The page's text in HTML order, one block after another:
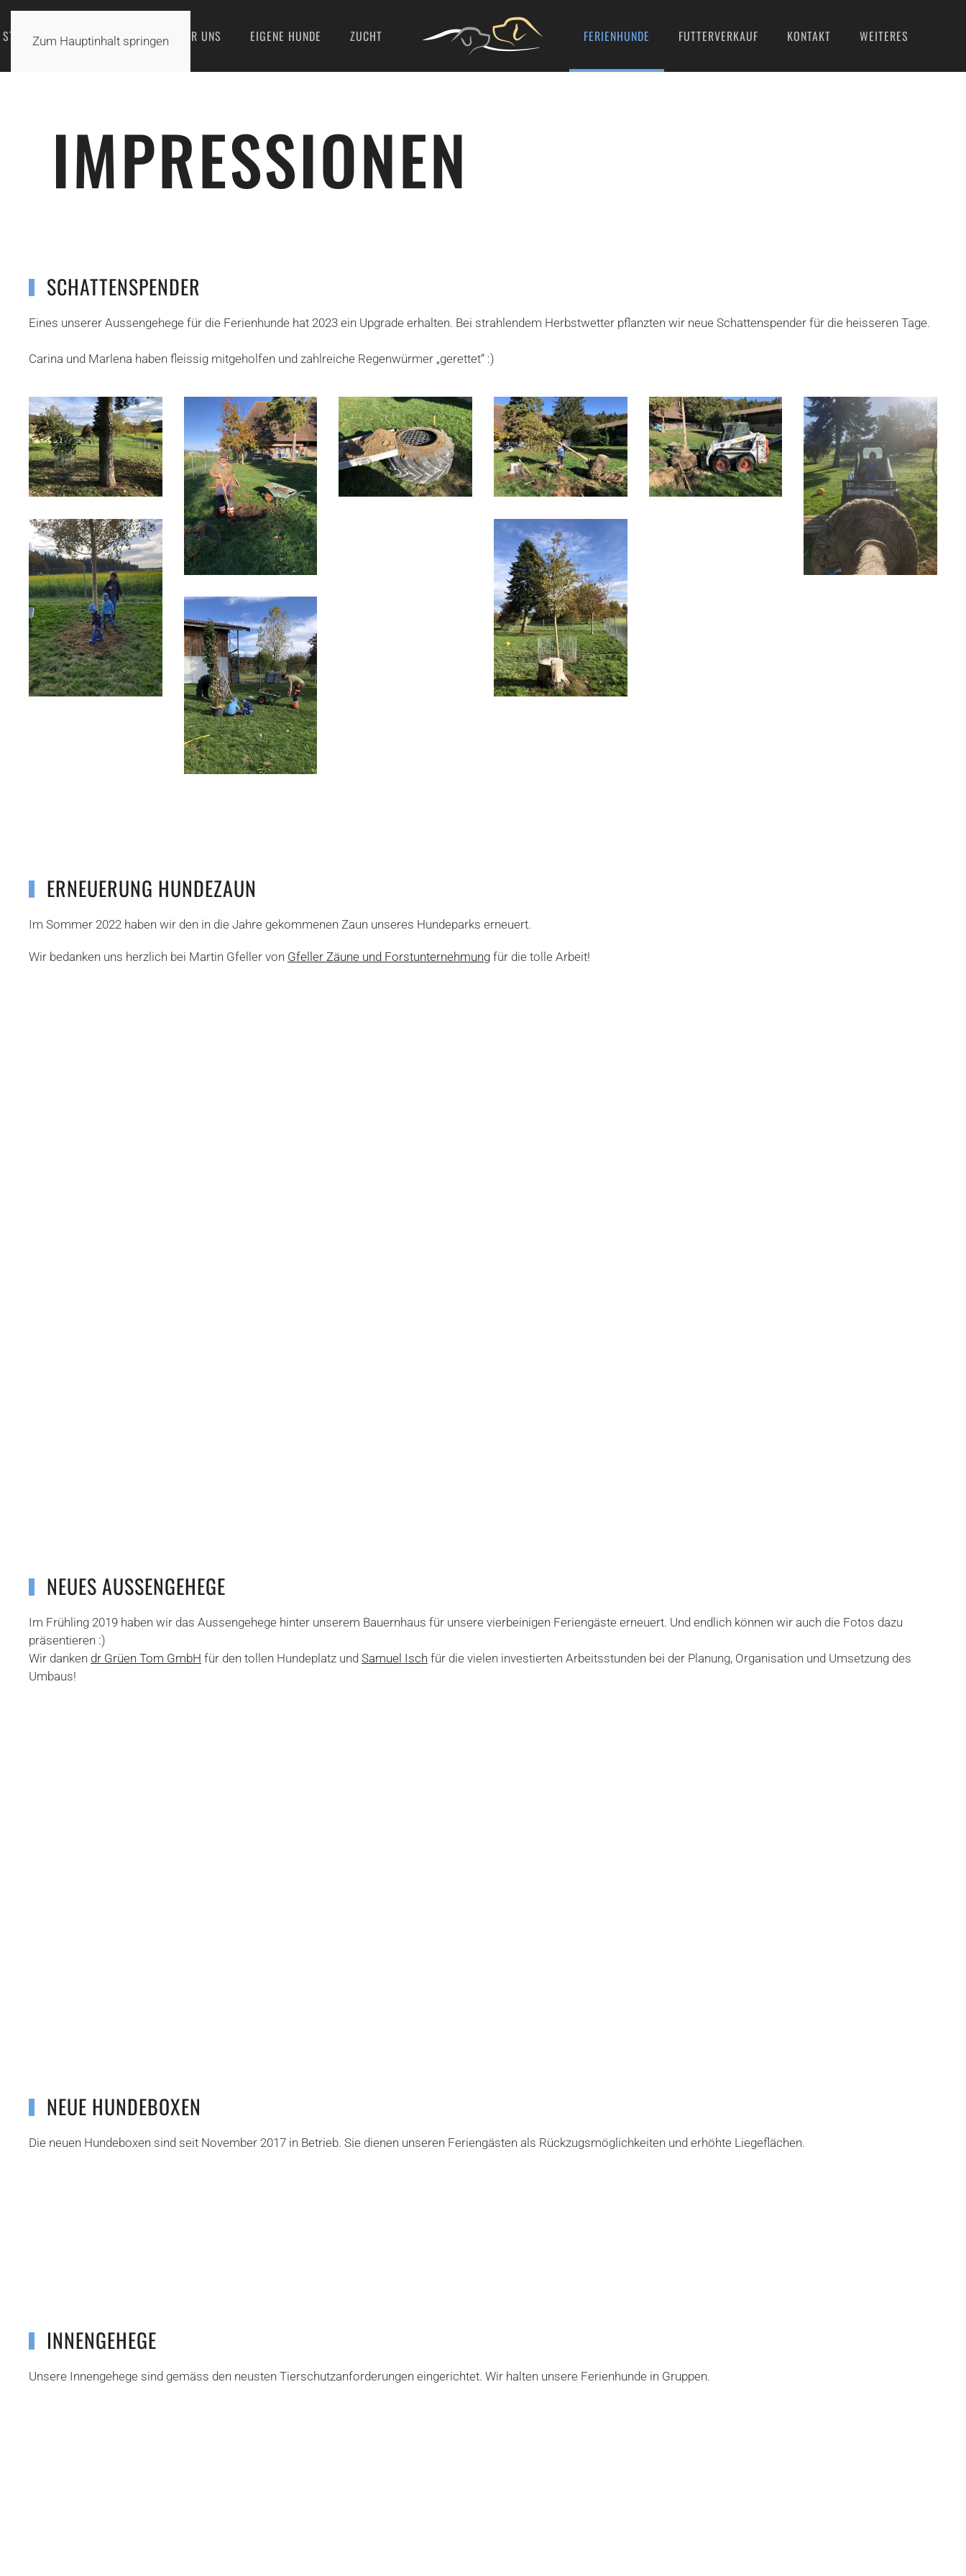
Zum Hauptinhalt springen
STARTSEITE AKTUELLES ÜBER UNS EIGENE HUNDE ZUCHT FERIENHUNDE FUTTERVERKAUF KONTAKT WEITERES
IMPRESSIONEN
SCHATTENSPENDER
Eines unserer Aussengehege für die Ferienhunde hat 2023 ein Upgrade erhalten. Bei strahlendem Herbstwetter pflanzten wir neue Schattenspender für die heisseren Tage.
Carina und Marlena haben fleissig mitgeholfen und zahlreiche Regenwürmer „gerettet“ :)
ERNEUERUNG HUNDEZAUN
Im Sommer 2022 haben wir den in die Jahre gekommenen Zaun unseres Hundeparks erneuert.
Wir bedanken uns herzlich bei Martin Gfeller von Gfeller Zäune und Forstunternehmung für die tolle Arbeit!
NEUES AUSSENGEHEGE
Im Frühling 2019 haben wir das Aussengehege hinter unserem Bauernhaus für unsere vierbeinigen Feriengäste erneuert. Und endlich können wir auch die Fotos dazu
präsentieren :)
Wir danken dr Grüen Tom GmbH für den tollen Hundeplatz und Samuel Isch für die vielen investierten Arbeitsstunden bei der Planung, Organisation und Umsetzung des
Umbaus!
NEUE HUNDEBOXEN
Die neuen Hundeboxen sind seit November 2017 in Betrieb. Sie dienen unseren Feriengästen als Rückzugsmöglichkeiten und erhöhte Liegeflächen.
INNENGEHEGE
Unsere Innengehege sind gemäss den neusten Tierschutzanforderungen eingerichtet. Wir halten unsere Ferienhunde in Gruppen.